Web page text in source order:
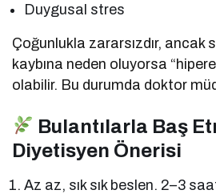
Duygusal stres
Çoğunlukla zararsızdır, ancak
kaybına neden oluyorsa
olabilir. Bu durumda doktor
Bulantılarla Baş
Diyetisyen Önerisi
Az az, sık sık beslen. 2–3